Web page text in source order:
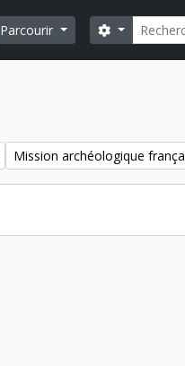
Parcourir Search
Remove filter:
Mission archéologique